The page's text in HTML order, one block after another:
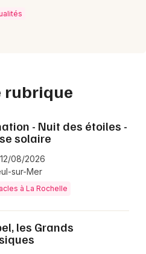
rubrique
- Nuit des étoiles -
solaire
08/2026
sur-Mer
à La Rochelle
les Grands